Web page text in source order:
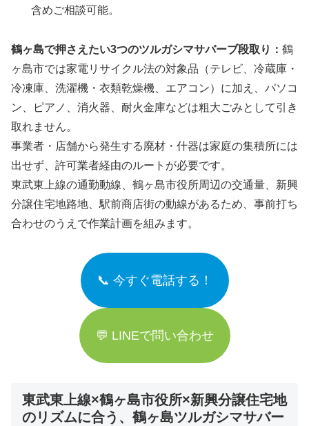
含めご相談可能。
鶴ヶ島で押さえたい3つのツルガシマサバーブ段取り： 鶴
ヶ島市では家電リサイクル法の対象品（テレビ、冷蔵庫・
冷凍庫、洗濯機・衣類乾燥機、エアコン）に加え、パソコ
ン、ピアノ、消火器、耐火金庫などは粗大ごみとして引き
取れません。
事業者・店舗から発生する廃材・什器は家庭の集積所には
出せず、許可業者経由のルートが必要です。
東武東上線の通勤動線、鶴ヶ島市役所周辺の交通量、新興
分譲住宅地路地、駅前商店街の動線があるため、事前打ち
合わせのうえで作業計画を組みます。
📞 今すぐ電話する！
💬 LINEで問い合わせ
東武東上線×鶴ヶ島市役所×新興分譲住宅地
のリズムに合う、鶴ヶ島ツルガシマサバー